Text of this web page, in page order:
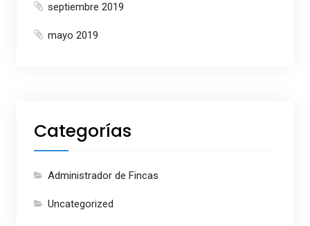
septiembre 2019
mayo 2019
Categorías
Administrador de Fincas
Uncategorized